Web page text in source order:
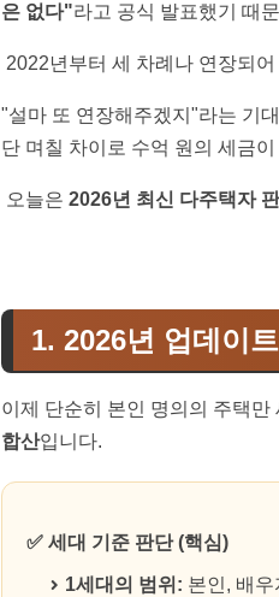
은 없다"라고 공식 발표했기 때
2022년부터 세 차례나 연장되
"설마 또 연장해주겠지"라는 기
단 며칠 차이로 수억 원의 세금
오늘은 2026년 최신 다주택자
1. 2026년 업데이
이제 단순히 본인 명의의 주택
합산입니다.
✅ 세대 기준 판단 (핵심)
1세대의 범위: 본인, 배